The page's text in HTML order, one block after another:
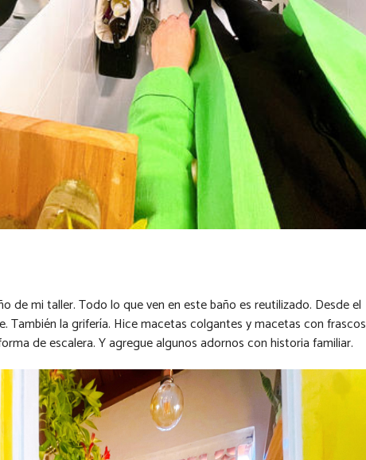
de mi taller. Todo lo que ven en este baño es reutilizado. Desde el
También la grifería. Hice macetas colgantes y macetas con frascos
de escalera. Y agregue algunos adornos con historia familiar.